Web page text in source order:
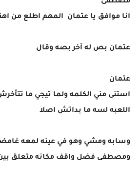
انا موافق يا عتمان المهم اطلع من
عتمان بص له آخر بصه وقال
عتمان
استنى مني الكلمه ولما تيجي ما
اللعبه لسه ما بداتش اصلا
وسابه ومشي وهو في عينه لمعه
ومصطفى فضل واقف مكانه متعلق